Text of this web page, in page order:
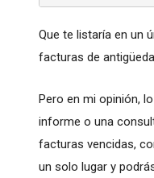
Que te listaría en un
facturas de
Pero en mi opinión,
informe o una
facturas vencidas,
un solo lugar y